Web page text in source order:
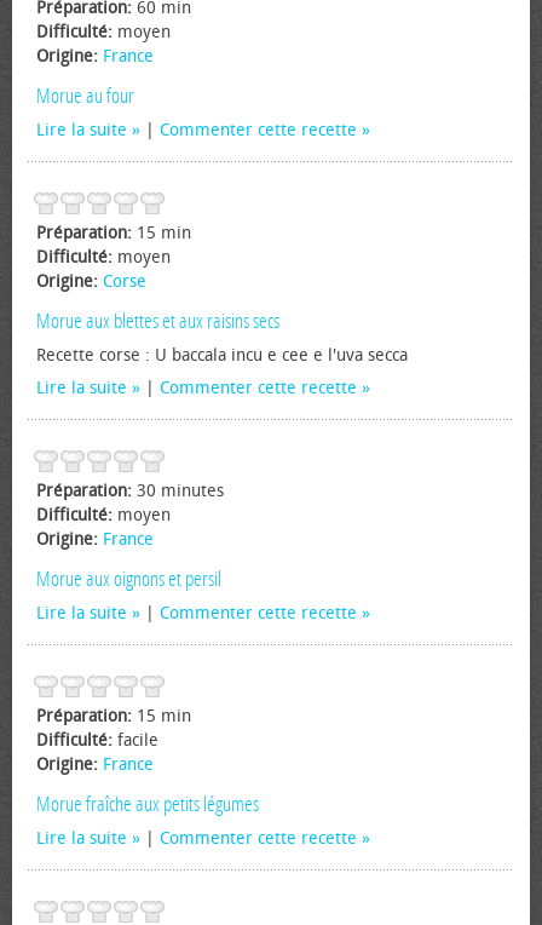
Préparation: 60 min
Difficulté: moyen
Origine: France
Morue au four
Lire la suite Commenter cette recette
Préparation: 15 min
Difficulté: moyen
Origine: Corse
Morue aux blettes et aux raisins secs
Recette corse : U baccala incu e cee e l'uva secca
Lire la suite
Commenter cette recette
Préparation: 30 minutes
Difficulté: moyen
Origine: France
Morue aux oignons et persil
Lire la suite Commenter cette recette
Préparation: 15 min
Difficulté: facile
Origine: France
Morue fraîche aux petits légumes
Lire la suite Commenter cette recette